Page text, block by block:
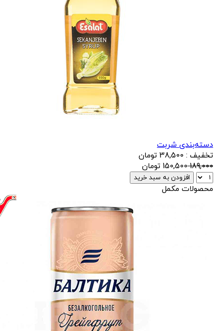
دسته‌بندی شربت
تخفیف : 38,500 تومان
189,000
150,500 تومان
افزودن به سبد خرید
محصولات مکمل